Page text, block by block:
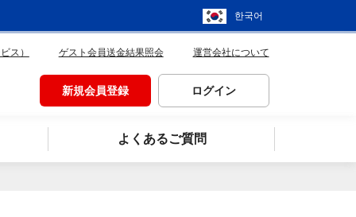
한국어
ス） ゲスト会員送金結果照会 運営会社について
新規会員登録 ログイン
よくあるご質問